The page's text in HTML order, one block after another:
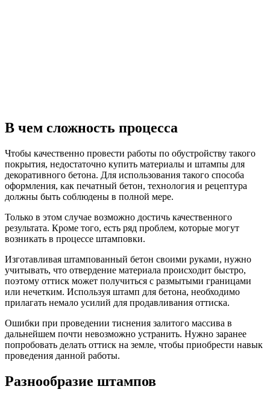
В чем сложность процесса
Чтобы качественно провести работы по обустройству такого
покрытия, недостаточно купить материалы и штампы для
декоративного бетона. Для использования такого способа
оформления, как печатный бетон, технология и рецептура
должны быть соблюдены в полной мере.
Только в этом случае возможно достичь качественного
результата. Кроме того, есть ряд проблем, которые могут
возникать в процессе штамповки.
Изготавливая штампованный бетон своими руками, нужно
учитывать, что отвердение материала происходит быстро,
поэтому оттиск может получиться с размытыми границами
или нечетким. Используя штамп для бетона, необходимо
прилагать немало усилий для продавливания оттиска.
Ошибки при проведении тиснения залитого массива в
дальнейшем почти невозможно устранить. Нужно заранее
попробовать делать оттиск на земле, чтобы приобрести навык
проведения данной работы.
Разнообразие штампов